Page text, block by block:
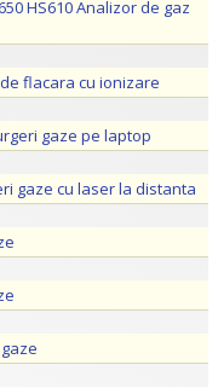
HS610 Analizor de gaz
de flacara cu ionizare
gaze pe laptop
gaze cu laser la distanta